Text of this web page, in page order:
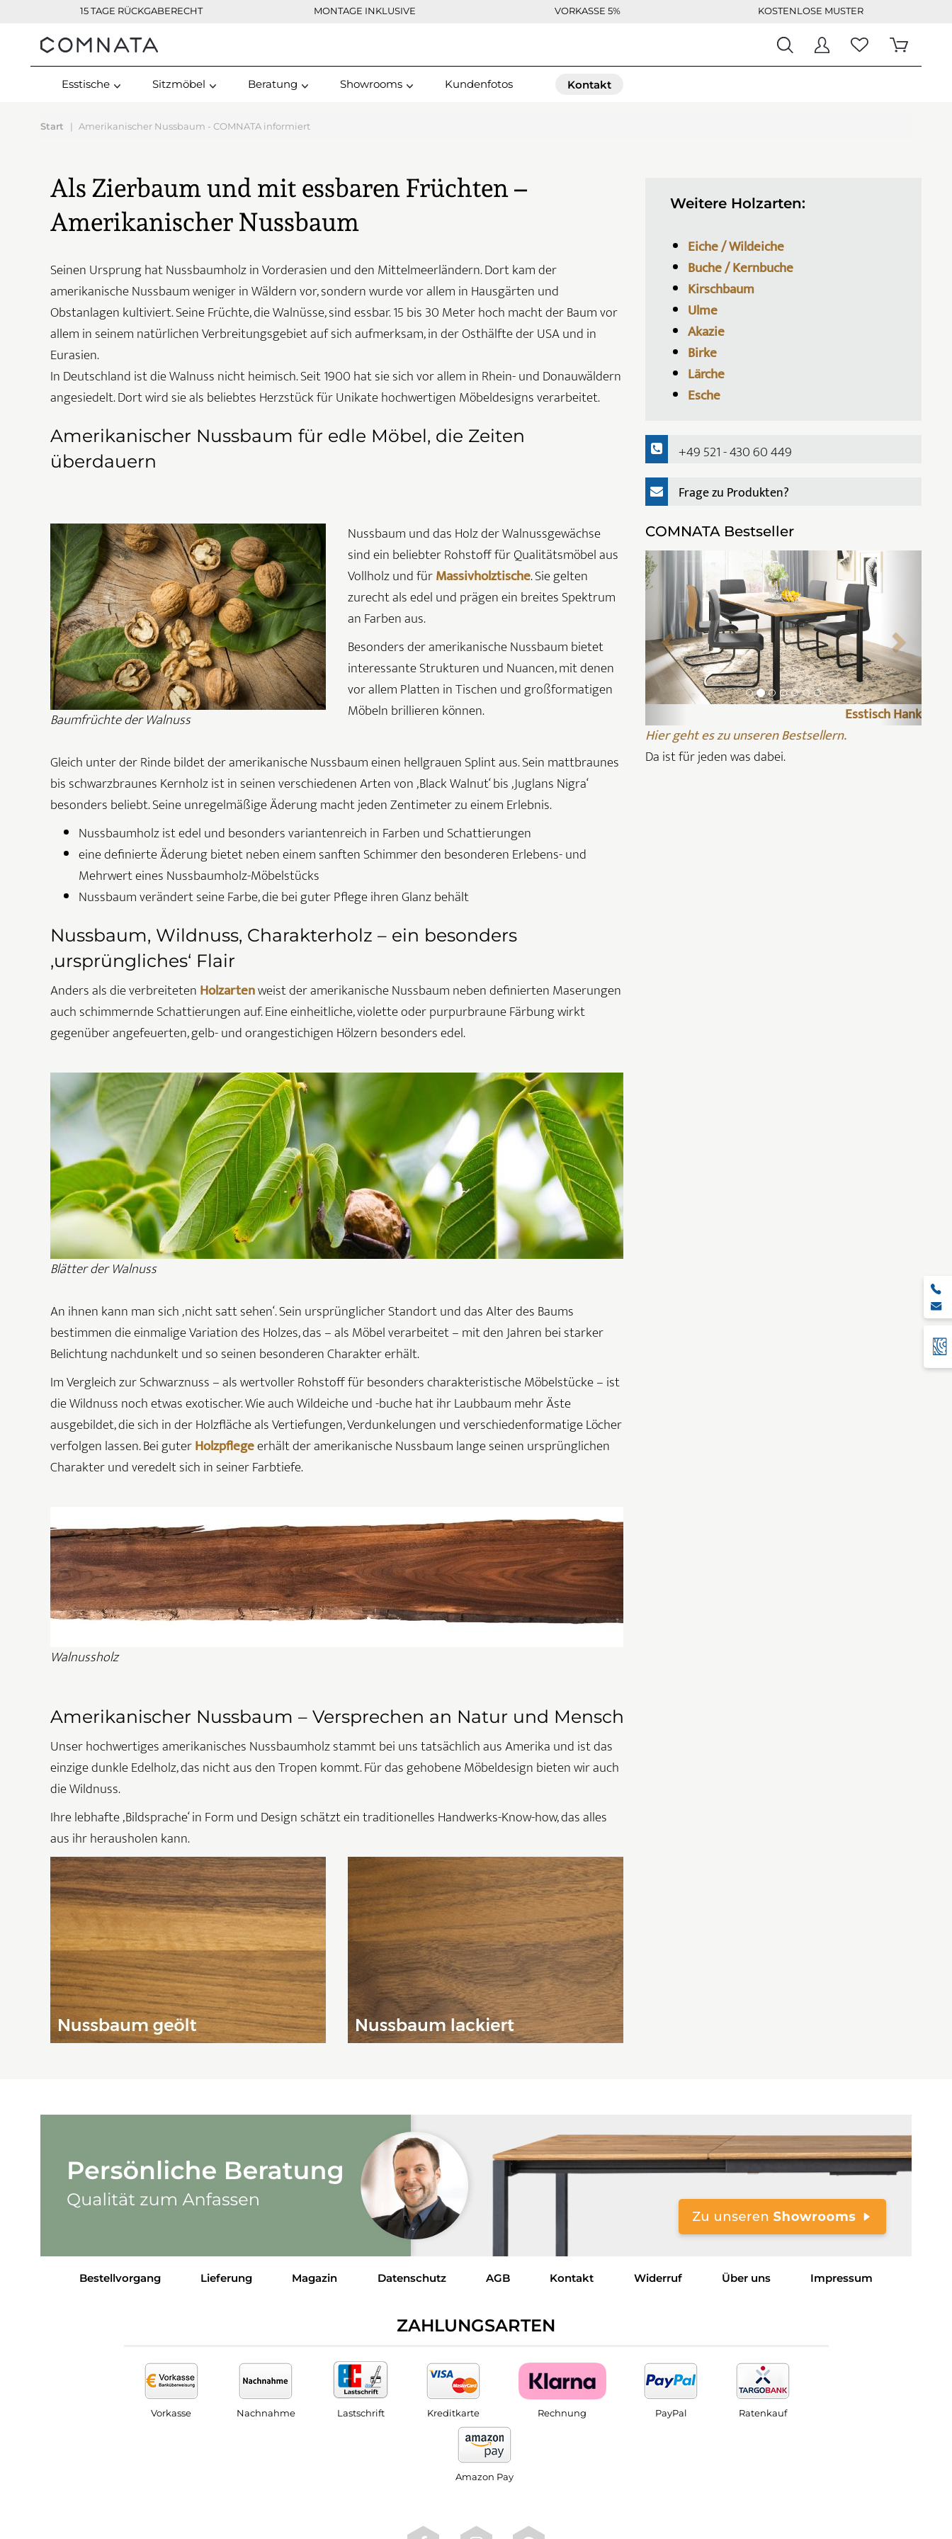
15 TAGE RÜCKGABERECHT MONTAGE INKLUSIVE VORKASSE 5% KOSTENLOSE MUSTER
Kontakt
Esstische Sitzmöbel Beratung Showrooms Kundenfotos Kontakt
Start Amerikanischer Nussbaum - COMNATA informiert
Als Zierbaum und mit essbaren Früchten –
Amerikanischer Nussbaum
Seinen Ursprung hat Nussbaumholz in Vorderasien und den Mittelmeerländern. Dort kam der
amerikanische Nussbaum weniger in Wäldern vor, sondern wurde vor allem in Hausgärten und
Obstanlagen kultiviert. Seine Früchte, die Walnüsse, sind essbar. 15 bis 30 Meter hoch macht der Baum vor
allem in seinem natürlichen Verbreitungsgebiet auf sich aufmerksam, in der Osthälfte der USA und in
Eurasien.
In Deutschland ist die Walnuss nicht heimisch. Seit 1900 hat sie sich vor allem in Rhein- und Donauwäldern
angesiedelt. Dort wird sie als beliebtes Herzstück für Unikate hochwertigen Möbeldesigns verarbeitet.
Amerikanischer Nussbaum für edle Möbel, die Zeiten
überdauern
Baumfrüchte der Walnuss
Nussbaum und das Holz der Walnussgewächse
sind ein beliebter Rohstoff für Qualitätsmöbel aus
Vollholz und fürMassivholztische. Sie gelten
zurecht als edel und prägen ein breites Spektrum
an Farben aus.
Besonders der amerikanische Nussbaum bietet
interessante Strukturen und Nuancen, mit denen
vor allem Platten in Tischen und großformatigen
Möbeln brillieren können.
Gleich unter der Rinde bildet der amerikanische Nussbaum einen hellgrauen Splint aus. Sein mattbraunes
bis schwarzbraunes Kernholz ist in seinen verschiedenen Arten von ‚Black Walnut‘ bis ‚Juglans Nigra‘
besonders beliebt. Seine unregelmäßige Äderung macht jeden Zentimeter zu einem Erlebnis.
Nussbaumholz ist edel und besonders variantenreich in Farben und Schattierungen
eine definierte Äderung bietet neben einem sanften Schimmer den besonderen Erlebens- und
Mehrwert eines Nussbaumholz-Möbelstücks
Nussbaum verändert seine Farbe, die bei guter Pflege ihren Glanz behält
Nussbaum, Wildnuss, Charakterholz – ein besonders
‚ursprüngliches‘ Flair
Anders als die verbreitetenHolzartenweist der amerikanische Nussbaum neben definierten Maserungen
auch schimmernde Schattierungen auf. Eine einheitliche, violette oder purpurbraune Färbung wirkt
gegenüber angefeuerten, gelb- und orangestichigen Hölzern besonders edel.
Blätter der Walnuss
An ihnen kann man sich ‚nicht satt sehen‘. Sein ursprünglicher Standort und das Alter des Baums
bestimmen die einmalige Variation des Holzes, das – als Möbel verarbeitet – mit den Jahren bei starker
Belichtung nachdunkelt und so seinen besonderen Charakter erhält.
Im Vergleich zur Schwarznuss – als wertvoller Rohstoff für besonders charakteristische Möbelstücke – ist
die Wildnuss noch etwas exotischer. Wie auch Wildeiche und -buche hat ihr Laubbaum mehr Äste
ausgebildet, die sich in der Holzfläche als Vertiefungen, Verdunkelungen und verschiedenformatige Löcher
verfolgen lassen. Bei guterHolzpflegeerhält der amerikanische Nussbaum lange seinen ursprünglichen
Charakter und veredelt sich in seiner Farbtiefe.
Walnussholz
Amerikanischer Nussbaum – Versprechen an Natur und Mensch
Unser hochwertiges amerikanisches Nussbaumholz stammt bei uns tatsächlich aus Amerika und ist das
einzige dunkle Edelholz, das nicht aus den Tropen kommt. Für das gehobene Möbeldesign bieten wir auch
die Wildnuss.
Ihre lebhafte ‚Bildsprache‘ in Form und Design schätzt ein traditionelles Handwerks-Know-how, das alles
aus ihr herausholen kann.
Weitere Holzarten:
Eiche / Wildeiche
Buche / Kernbuche
Kirschbaum
Ulme
Akazie
Birke
Lärche
Esche
+49 521 - 430 60 449
Frage zu Produkten?
COMNATA Bestseller
Esstisch Hank
Hier geht es zu unseren Bestsellern.
Da ist für jeden was dabei.
Bestellvorgang Lieferung Magazin Datenschutz AGB Kontakt Widerruf Über uns Impressum
ZAHLUNGSARTEN
Vorkasse Nachnahme Lastschrift Kreditkarte Rechnung PayPal Ratenkauf
Amazon Pay